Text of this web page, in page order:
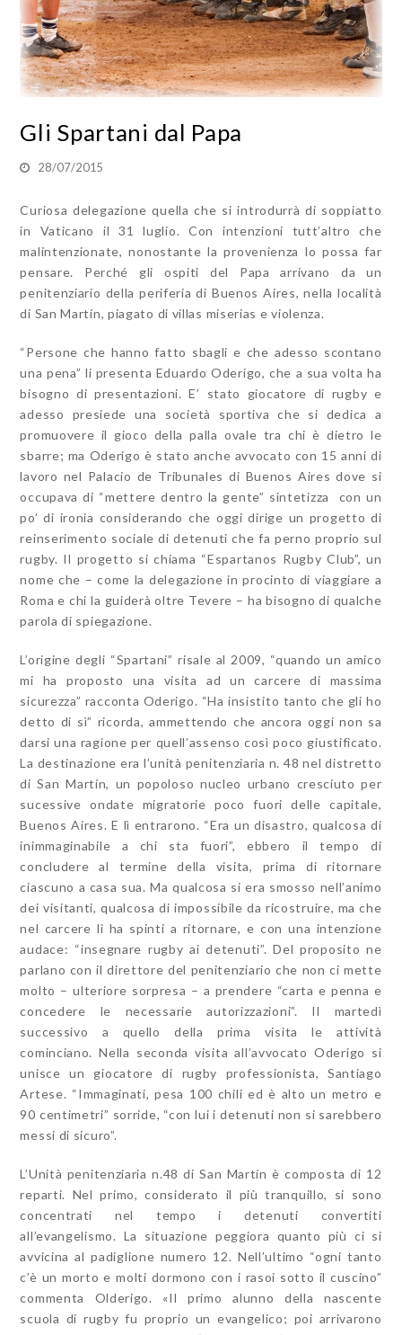
Gli Spartani dal Papa
28/07/2015
Curiosa delegazione quella che si introdurrà di soppiatto
in Vaticano il 31 luglio. Con intenzioni tutt’altro che
malintenzionate, nonostante la provenienza lo possa far
pensare. Perché gli ospiti del Papa arrivano da un
penitenziario della periferia di Buenos Aires, nella località
di San Martín, piagato di villas miserias e violenza.
“Persone che hanno fatto sbagli e che adesso scontano
una pena” li presenta Eduardo Oderigo, che a sua volta ha
bisogno di presentazioni. E’ stato giocatore di rugby e
adesso presiede una società sportiva che si dedica a
promuovere il gioco della palla ovale tra chi è dietro le
sbarre; ma Oderigo è stato anche avvocato con 15 anni di
lavoro nel Palacio de Tribunales di Buenos Aires dove si
occupava di “mettere dentro la gente” sintetizza con un
po’ di ironia considerando che oggi dirige un progetto di
reinserimento sociale di detenuti che fa perno proprio sul
rugby. Il progetto si chiama “Espartanos Rugby Club”, un
nome che – come la delegazione in procinto di viaggiare a
Roma e chi la guiderà oltre Tevere – ha bisogno di qualche
parola di spiegazione.
L’origine degli “Spartani” risale al 2009, “quando un amico
mi ha proposto una visita ad un carcere di massima
sicurezza” racconta Oderigo. “Ha insistito tanto che gli ho
detto di sì” ricorda, ammettendo che ancora oggi non sa
darsi una ragione per quell’assenso così poco giustificato.
La destinazione era l’unità penitenziaria n. 48 nel distretto
di San Martín, un popoloso nucleo urbano cresciuto per
sucessive ondate migratorie poco fuori delle capitale,
Buenos Aires. E lì entrarono. “Era un disastro, qualcosa di
inimmaginabile a chi sta fuori”, ebbero il tempo di
concludere al termine della visita, prima di ritornare
ciascuno a casa sua. Ma qualcosa si era smosso nell’animo
dei visitanti, qualcosa di impossibile da ricostruire, ma che
nel carcere li ha spinti a ritornare, e con una intenzione
audace: “insegnare rugby ai detenuti”. Del proposito ne
parlano con il direttore del penitenziario che non ci mette
molto – ulteriore sorpresa – a prendere “carta e penna e
concedere le necessarie autorizzazioni”. Il martedì
successivo a quello della prima visita le attività
cominciano. Nella seconda visita all’avvocato Oderigo si
unisce un giocatore di rugby professionista, Santiago
Artese. “Immaginati, pesa 100 chili ed è alto un metro e
90 centimetri” sorride, “con lui i detenuti non si sarebbero
messi di sicuro”.
L’Unità penitenziaria n.48 di San Martín è composta di 12
reparti. Nel primo, considerato il più tranquillo, si sono
concentrati nel tempo i detenuti convertiti
all’evangelismo. La situazione peggiora quanto più ci si
avvicina al padiglione numero 12. Nell’ultimo “ogni tanto
c’è un morto e molti dormono con i rasoi sotto il cuscino”
commenta Olderigo. «Il primo alunno della nascente
scuola di rugby fu proprio un evangelico; poi arrivarono